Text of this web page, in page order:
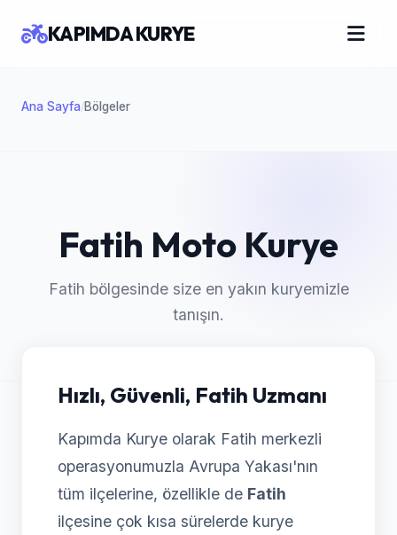
Ana Sayfa/Bölgeler
KAPIMDA KURYE
Fatih Moto Kurye
Fatih bölgesinde size en yakın kuryemizle
tanışın.
Hızlı, Güvenli, Fatih Uzmanı
Kapımda Kurye olarak Fatih merkezli
operasyonumuzla Avrupa Yakası'nın
tüm ilçelerine, özellikle de Fatih
ilçesine çok kısa sürelerde kurye